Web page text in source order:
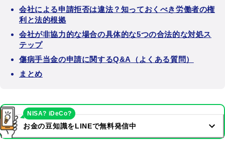
会社による申請拒否は違法？知っておくべき労働者の権
利と法的根拠
会社が非協力的な場合の具体的な5つの合法的な対処ス
テップ
傷病手当金の申請に関するQ&A（よくある質問）
まとめ
お金の豆知識をLINEで無料発信中
NISA? iDeCo?